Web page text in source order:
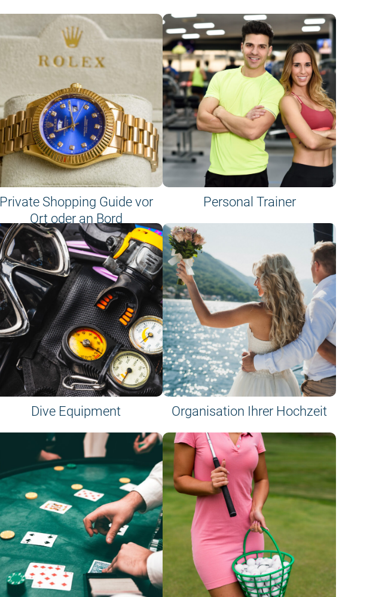
Private Shopping Guide vor
Ort oder an Bord
Personal Trainer
Dive Equipment Organisation Ihrer Hochzeit